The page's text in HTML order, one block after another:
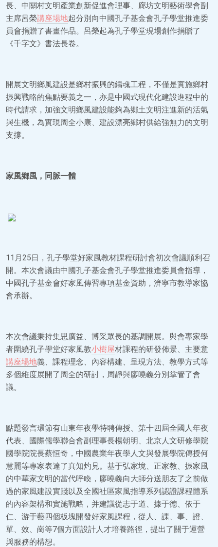
長、中關村文明產業創新促進會理事、廊坊文明藝術學會副
主席呂榮講座場地起分別向中國孔子基金會孔子學堂推進委
員會捐贈了書畫作品。呂榮起為孔子學堂現場創作捐贈了
《千字文》書法長卷。
開展文明鄉風建設是鄉村振興的鑄魂工程，不僅是實施鄉村
振興戰略的焦點要義之一，亦是中國式現代化建設進程中的
時代請求，加強文明鄉風建設能夠為鄉土文明注進新的活氣
與生機，為實現周全小康、建設漂亮鄉村供給強無力的文明
支撐。
家風鄉風，同脈一體
11月25日，孔子學堂好家風教材課程研討會初次會議順利召
開。本次會議由中國孔子基金會孔子學堂推進委員會指導，
中國孔子基金會好家風傳習專項基金資助，濟寧市教導家協
會承辦。
本次會議秉持集思廣益、博采眾長的基調開展。與會專家學
者圍繞孔子學堂好家風教小樹屋材課程的研發佈景、主要意
講座場地義、課程理念、內容構建、呈現方法、教學方式等
多個維度展開了周全的研討，周靜與廖曉義分別掌管了會
議。
點題發言環節有山東年夜學特聘傳授、第十四屆全國人年夜
代表、國際儒學聯合會副理事長楊朝明、北京人文研修學院
國學院院長蔡恒奇，中國農業年夜學人文與發展學院傳授何
慧麗等專家表達了真知灼見。基于弘家境、正家教、振家風
的中華家文明的當代呼喚，廖曉義向大師分送朋友了之前做
過的家風建設實踐以及全國社區家風指導系列認證課程體系
的內容架構和實施戰略，并建議從志于道、據于德、依于
仁、游于藝四個板塊開發好家風課程，從人、課、事、證、
單、效、崗等7個方面設計人才培養路徑，提出了關于運營
與服務的構想。